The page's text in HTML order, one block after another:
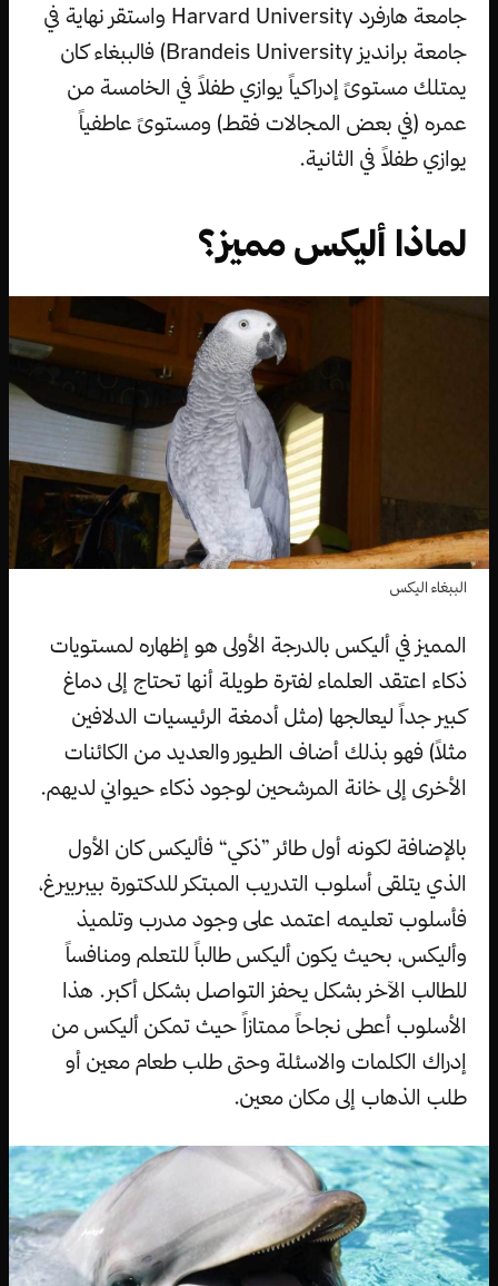
جامعة هارفرد Harvard University واستقر نهاية في
جامعة برانديز Brandeis University) فالببغاء كان
يمتلك مستوىً إدراكياً يوازي طفلاً في الخامسة من
عمره (في بعض المجالات فقط) ومستوىً عاطفياً
يوازي طفلاً في الثانية.
لماذا أليكس مميز؟
الببغاء اليكس
المميز في أليكس بالدرجة الأولى هو إظهاره لمستويات
ذكاء اعتقد العلماء لفترة طويلة أنها تحتاج إلى دماغ
كبير جداً ليعالجها (مثل أدمغة الرئيسيات الدلافين
مثلاً) فهو بذلك أضاف الطيور والعديد من الكائنات
الأخرى إلى خانة المرشحين لوجود ذكاء حيواني لديهم.
بالإضافة لكونه أول طائر ”ذكي“ فأليكس كان الأول
الذي يتلقى أسلوب التدريب المبتكر للدكتورة بيبربيرغ،
فأسلوب تعليمه اعتمد على وجود مدرب وتلميذ
وأليكس، بحيث يكون أليكس طالباً للتعلم ومنافساً
للطالب الآخر بشكل يحفز التواصل بشكل أكبر. هذا
الأسلوب أعطى نجاحاً ممتازاً حيث تمكن أليكس من
إدراك الكلمات والاسئلة وحتى طلب طعام معين أو
طلب الذهاب إلى مكان معين.